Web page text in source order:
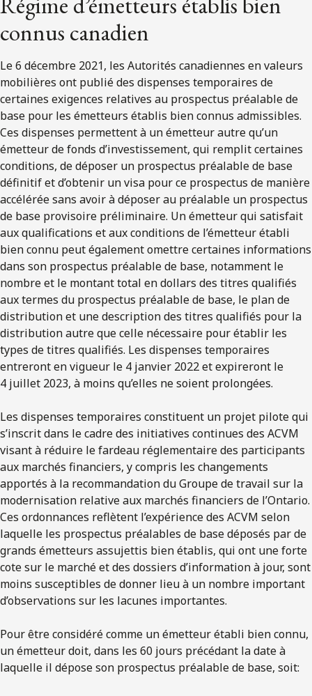
connus canadien
Le 6 décembre 2021, les Autorités canadiennes en valeurs
mobilières ont publié des dispenses temporaires de
certaines exigences relatives au prospectus préalable de
base pour les émetteurs établis bien connus admissibles.
Ces dispenses permettent à un émetteur autre qu’un
émetteur de fonds d’investissement, qui remplit certaines
conditions, de déposer un prospectus préalable de base
définitif et d’obtenir un visa pour ce prospectus de manière
accélérée sans avoir à déposer au préalable un prospectus
de base provisoire préliminaire. Un émetteur qui satisfait
aux qualifications et aux conditions de l’émetteur établi
bien connu peut également omettre certaines informations
dans son prospectus préalable de base, notamment le
nombre et le montant total en dollars des titres qualifiés
aux termes du prospectus préalable de base, le plan de
distribution et une description des titres qualifiés pour la
distribution autre que celle nécessaire pour établir les
types de titres qualifiés. Les dispenses temporaires
entreront en vigueur le 4 janvier 2022 et expireront le
4 juillet 2023, à moins qu’elles ne soient prolongées.
Les dispenses temporaires constituent un projet pilote qui
s’inscrit dans le cadre des initiatives continues des ACVM
visant à réduire le fardeau réglementaire des participants
aux marchés financiers, y compris les changements
apportés à la recommandation du Groupe de travail sur la
modernisation relative aux marchés financiers de l’Ontario.
Ces ordonnances reflètent l’expérience des ACVM selon
laquelle les prospectus préalables de base déposés par de
grands émetteurs assujettis bien établis, qui ont une forte
cote sur le marché et des dossiers d’information à jour, sont
moins susceptibles de donner lieu à un nombre important
d’observations sur les lacunes importantes.
Pour être considéré comme un émetteur établi bien connu,
un émetteur doit, dans les 60 jours précédant la date à
laquelle il dépose son prospectus préalable de base, soit: